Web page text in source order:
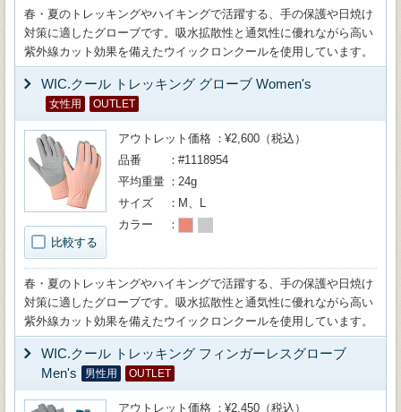
春・夏のトレッキングやハイキングで活躍する、手の保護や日焼け
対策に適したグローブです。吸水拡散性と通気性に優れながら高い
紫外線カット効果を備えたウイックロンクールを使用しています。
WIC.クール トレッキング グローブ Women's
女性用 OUTLET
比較する
アウトレット価格
¥2,600（税込）
品番
#1118954
平均重量
24g
サイズ
M、L
カラー
春・夏のトレッキングやハイキングで活躍する、手の保護や日焼け
対策に適したグローブです。吸水拡散性と通気性に優れながら高い
紫外線カット効果を備えたウイックロンクールを使用しています。
WIC.クール トレッキング フィンガーレスグローブ
Men's
男性用 OUTLET
アウトレット価格 ¥2,450（税込）